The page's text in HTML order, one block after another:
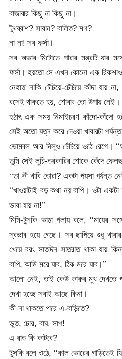
বাজাবার কিছু না কিছু না।
টুথব্রাশ? সাবান? বালিত? মগ?
না না! সব ফর্সা।
সব অভাব মিটোতে পারার মন্ত্রটি যার
ফর্সা। হয়তো সে এখন কোনো এক
নেহাত নাকি চেঁচিয়ে-চেঁচিয়ে কাঁদা যায়
বসেই থাকতে হয়, শোবার তো উপায় নেই।
হঠাৎ এক সময় নিমাইচরণ কাঁদো-কাঁদো
সেই অতো যত্ন করে দেওয়া খাবারটা
ভোম্বল আর নিলুও চেঁচিয়ে ওঠে রেগে।
তুমি সেই লুচি-তরকারির শোকে কেঁদে
‘‘তা কী খাবি তোরা? একটা পয়সা পর্যন্ত
‘‘খাওয়াটাই বড় কথা নয় বাপি। ওটা
ভাবা যায় না!’’
মিমি-টুসকি ভাঙা গলায় বলে, ‘‘মায়ের
স্বভাব হয়ে গেছে। সব ছাপিয়ে শুধু
খেয়ে বরং সাতদিন সাতরাত থাকা যায়
বাপি, আমি মরে যাব, ঠিক মরে যাব।’’
আলো নেই, তাই কেউ কারুর মুখ দেখতে
দেখা হচ্ছে সবাই আছে কিনা।
কী না থাকতে পারে এ-বাড়িতে?
ভুত, চোর, বাঘ, সাপ!
এ রাত কি কাটবে?
টুসকি বলে ওঠে, ‘‘কাল ভোরের গাড়িতেই